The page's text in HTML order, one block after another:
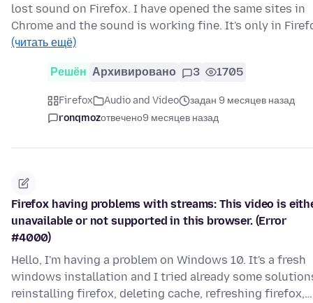
lost sound on Firefox. I have opened the same sites in
Chrome and the sound is working fine. It's only in
(читать ещё)
Решён Архивировано 3 1705
Firefox Audio and Video
задан 9 месяцев назад
ronqmozотвечено9 месяцев назад
Firefox having problems with streams: This video is
unavailable or not supported in this browser. (Error
#4000)
Hello, I'm having a problem on Windows 10. It's a fresh
windows installation and I tried already some
reinstalling firefox, deleting cache, refreshing firefox,…